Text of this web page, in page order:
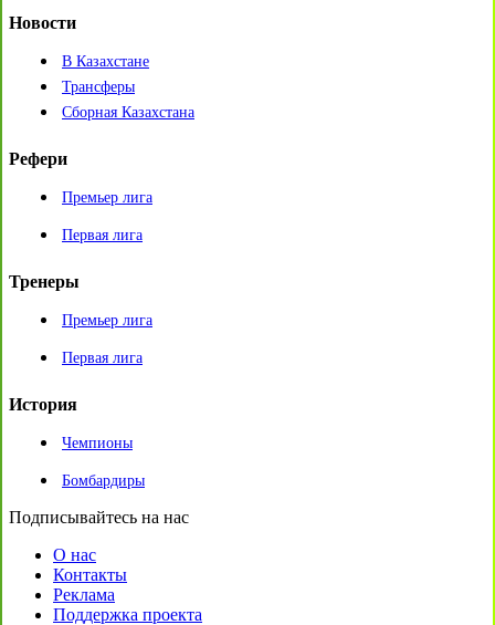
Новости
В Казахстане
Трансферы
Сборная Казахстана
Рефери
Премьер лига
Первая лига
Тренеры
Премьер лига
Первая лига
История
Чемпионы
Бомбардиры
Подписывайтесь на нас
О нас
Контакты
Реклама
Поддержка проекта